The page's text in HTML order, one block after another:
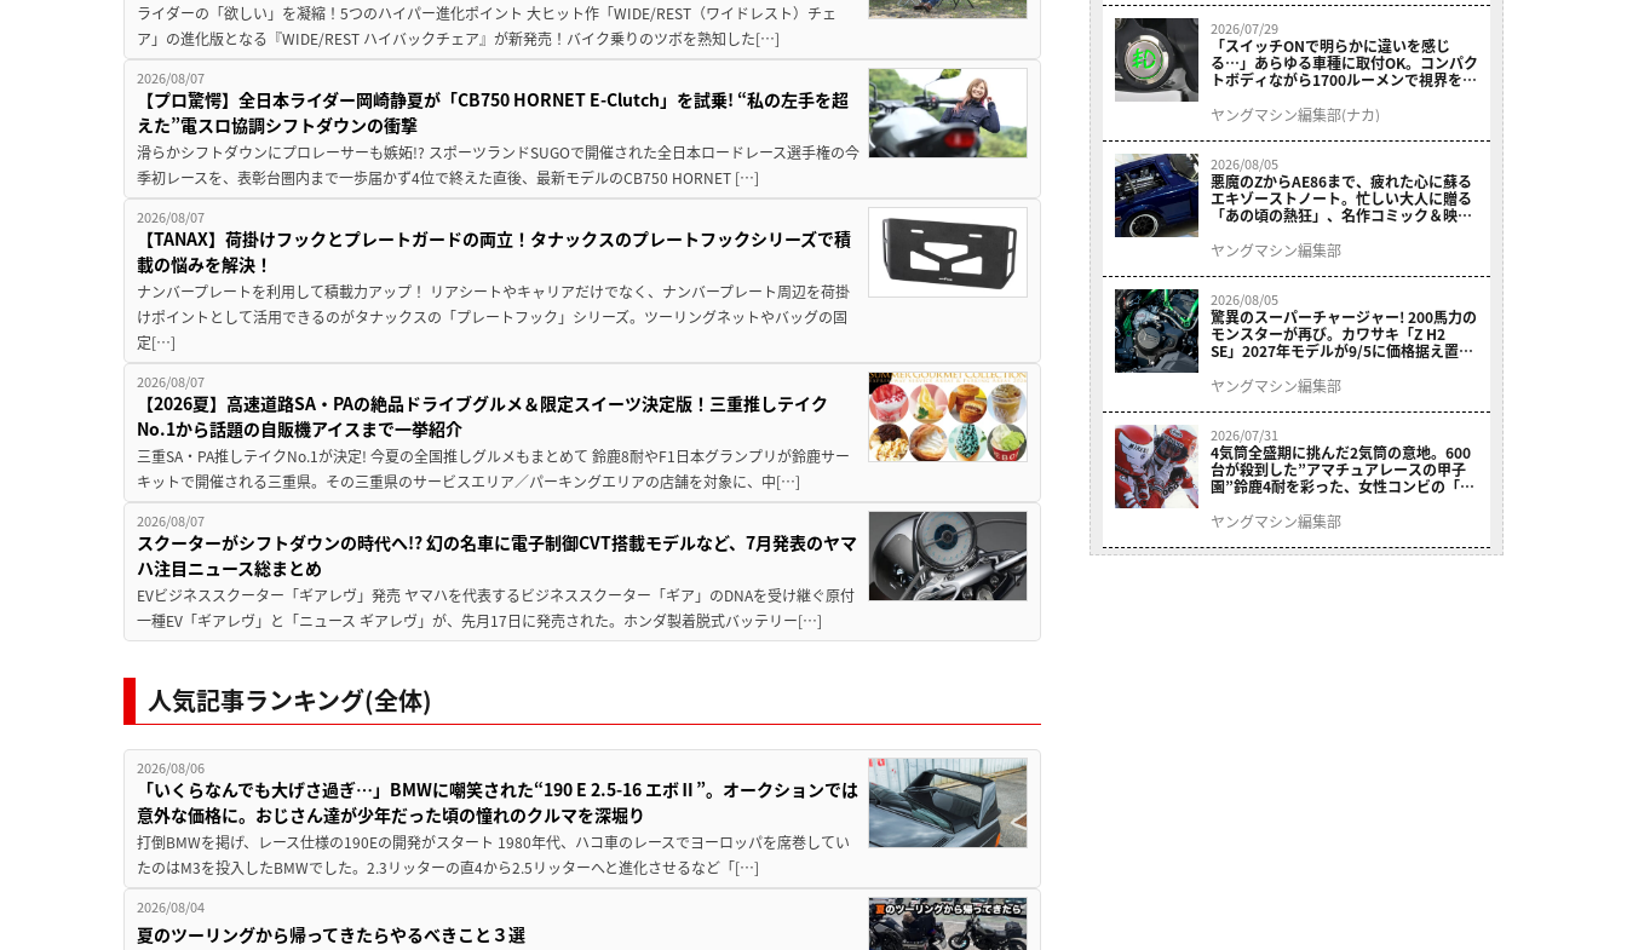
ライダーの「欲しい」を凝縮！5つのハイパー進化ポイント 大ヒット作「WIDE/REST（ワイドレスト）チェ
ア」の進化版となる『WIDE/REST ハイバックチェア』が新発売！バイク乗りのツボを熟知した[…]
2026/08/07
【プロ驚愕】全日本ライダー岡崎静夏が「CB750 HORNET E-Clutch」を試乗! “私の左手を超
えた”電スロ協調シフトダウンの衝撃
滑らかシフトダウンにプロレーサーも嫉妬!? スポーツランドSUGOで開催された全日本ロードレース選手権の今
季初レースを、表彰台圏内まで一歩届かず4位で終えた直後、最新モデルのCB750 HORNET […]
2026/08/07
【TANAX】荷掛けフックとプレートガードの両立！タナックスのプレートフックシリーズで積
載の悩みを解決！
ナンバープレートを利用して積載力アップ！ リアシートやキャリアだけでなく、ナンバープレート周辺を荷掛
けポイントとして活用できるのがタナックスの「プレートフック」シリーズ。ツーリングネットやバッグの固
定[…]
2026/08/07
【2026夏】高速道路SA・PAの絶品ドライブグルメ＆限定スイーツ決定版！三重推しテイク
No.1から話題の自販機アイスまで一挙紹介
三重SA・PA推しテイクNo.1が決定! 今夏の全国推しグルメもまとめて 鈴鹿8耐やF1日本グランプリが鈴鹿サー
キットで開催される三重県。その三重県のサービスエリア／パーキングエリアの店舗を対象に、中[…]
2026/08/07
スクーターがシフトダウンの時代へ!? 幻の名車に電子制御CVT搭載モデルなど、7月発表のヤマ
ハ注目ニュース総まとめ
EVビジネススクーター「ギアレヴ」発売 ヤマハを代表するビジネススクーター「ギア」のDNAを受け継ぐ原付
一種EV「ギアレヴ」と「ニュース ギアレヴ」が、先月17日に発売された。ホンダ製着脱式バッテリー[…]
人気記事ランキング(全体)
2026/08/06
「いくらなんでも大げさ過ぎ…」BMWに嘲笑された“190 E 2.5-16 エボⅡ”。オークションでは
意外な価格に。おじさん達が少年だった頃の憧れのクルマを深堀り
打倒BMWを掲げ、レース仕様の190Eの開発がスタート 1980年代、ハコ車のレースでヨーロッパを席巻してい
たのはM3を投入したBMWでした。2.3リッターの直4から2.5リッターへと進化させるなど「[…]
2026/08/04
夏のツーリングから帰ってきたらやるべきこと３選
2026/07/29
「スイッチONで明らかに違いを感じ
る…」あらゆる車種に取付OK。コンパク
トボディながら1700ルーメンで視界を確
ニット プレシャスレイ スモール］
ヤングマシン編集部(ナカ)
2026/08/05
悪魔のZからAE86まで、疲れた心に蘇る
エキゾーストノート。忙しい大人に贈る
「あの頃の熱狂」、名作コミック＆映画
結！
ヤングマシン編集部
2026/08/05
驚異のスーパーチャージャー! 200馬力の
モンスターが再び。カワサキ「Z H2
SE」2027年モデルが9/5に価格据え置き
ヤングマシン編集部
2026/07/31
4気筒全盛期に挑んだ2気筒の意地。600
台が殺到した”アマチュアレースの甲子
園”鈴鹿4耐を彩った、女性コンビの「ス
ヤングマシン編集部